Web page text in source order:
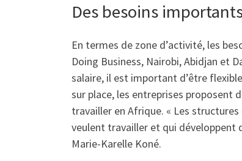
Des besoins
En termes de zone d’activité, les
Doing Business, Nairobi, Abidjan et
salaire, il est important d’être
sur place, les entreprises proposent
travailler en Afrique. « Les
veulent travailler et qui
Marie-Karelle Koné.